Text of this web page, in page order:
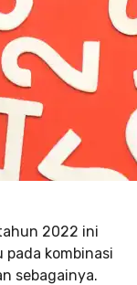
2022 ini
pada kombinasi
sebagainya.